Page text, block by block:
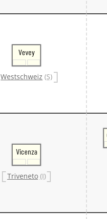
Vevey
Westschweiz (S)
Vicenza
Triveneto (I)